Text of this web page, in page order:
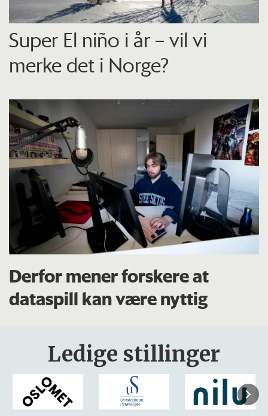
Super El niño i år – vil vi
merke det i Norge?
Derfor mener forskere at
dataspill kan være nyttig
Ledige stillinger